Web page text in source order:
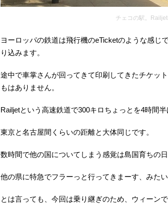
チェコの駅。
ヨーロッパの鉄道は飛行機のeTicketのような感じ
り込みます。
途中で車掌さんが回ってきて印刷してきたチケッ
もはありません。
Railjetという高速鉄道で300キロちょっとを4時間半
東京と名古屋間くらいの距離と大体同じです。
数時間で他の国についてしまう感覚は島国育ちの
他の県に特急でフラーっと行ってきまーす、みた
とは言っても、今回は乗り継ぎのため、ウィーン